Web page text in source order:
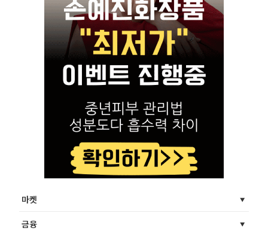
마켓
금융